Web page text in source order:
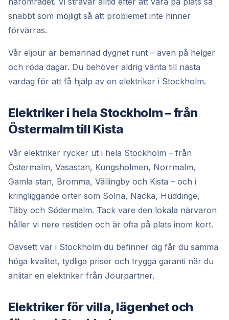
snabbt som möjligt så att problemet inte hinner
förvärras.
Vår eljour är bemannad dygnet runt – även på helger
och röda dagar. Du behöver aldrig vänta till nästa
vardag för att få hjälp av en elektriker i Stockholm.
Elektriker i hela Stockholm – från
Östermalm till Kista
Vår elektriker rycker ut i hela Stockholm – från
Östermalm, Vasastan, Kungsholmen, Norrmalm,
Gamla stan, Bromma, Vällingby och Kista – och i
kringliggande orter som Solna, Nacka, Huddinge,
Täby och Södermalm. Tack vare den lokala närvaron
håller vi nere restiden och är ofta på plats inom kort.
Oavsett var i Stockholm du befinner dig får du samma
höga kvalitet, tydliga priser och trygga garanti när du
anlitar en elektriker från Jourpartner.
Elektriker för villa, lägenhet och